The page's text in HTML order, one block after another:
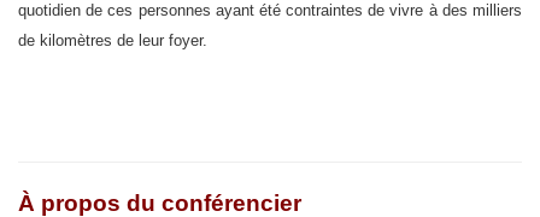
quotidien de ces personnes ayant été contraintes de vivre à des milliers
de kilomètres de leur foyer.
À propos du conférencier